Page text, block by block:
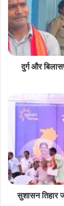
भी
लागू
होगा
पुलिस
कमिश्नरेट
सिस्टम
शर्मा
दुर्ग और
तिहार
जनता
समस्याओं
के
समाधान
का
अभियान,
सरकार
सुशासन तिहार